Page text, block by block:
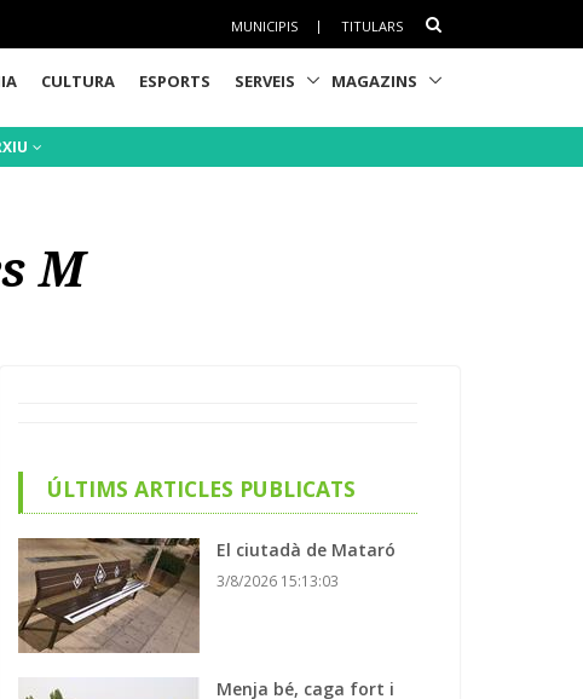
MUNICIPIS | TITULARS
CULTURA ESPORTS SERVEIS MAGAZINS
M
ÚLTIMS ARTICLES PUBLICATS
El ciutadà de Mataró
3/8/2026 15:13:03
Menja bé, caga fort i